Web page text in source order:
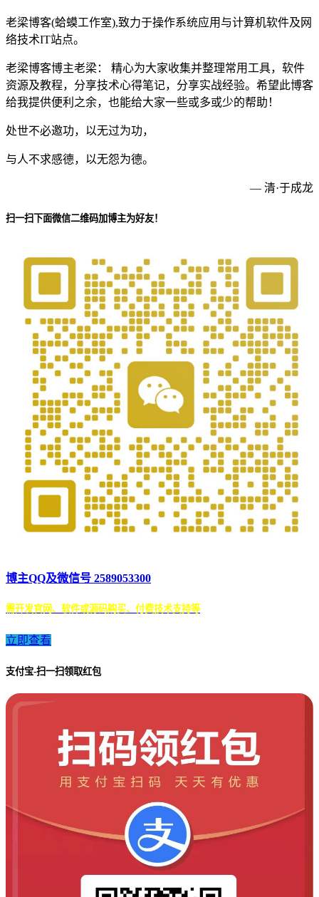
老梁博客(蛤蟆工作室),致力于操作系统应用与计算机软件及网
络技术IT站点。
老梁博客博主老梁： 精心为大家收集并整理常用工具，软件
资源及教程，分享技术心得笔记，分享实战经验。希望此博客
给我提供便利之余，也能给大家一些或多或少的帮助！
处世不必邀功，以无过为功，
与人不求感德，以无怨为德。
— 清·于成龙
扫一扫下面微信二维码加博主为好友！
博主QQ及微信号 2589053300
需开发官网、软件或源码购买、付费技术支持等
立即查看
支付宝-扫一扫领取红包